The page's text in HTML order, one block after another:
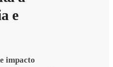
e
impacto